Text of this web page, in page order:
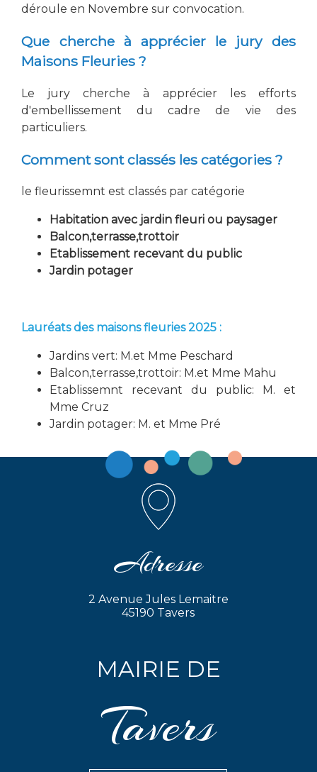
déroule en Novembre sur convocation.
Que cherche à apprécier le jury des
Maisons Fleuries ?
Le jury cherche à apprécier les efforts
d'embellissement du cadre de vie des
particuliers.
Comment sont classés les catégories ?
le fleurissemnt est classés par catégorie
Habitation avec jardin fleuri ou paysager
Balcon,terrasse,trottoir
Etablissement recevant du public
Jardin potager
Lauréats des maisons fleuries 2025 :
Jardins vert: M.et Mme Peschard
Balcon,terrasse,trottoir: M.et Mme Mahu
Etablissemnt recevant du public: M. et
Mme Cruz
Jardin potager: M. et Mme Pré
Adresse
2 Avenue Jules Lemaitre
45190 Tavers
MAIRIE DE
Tavers